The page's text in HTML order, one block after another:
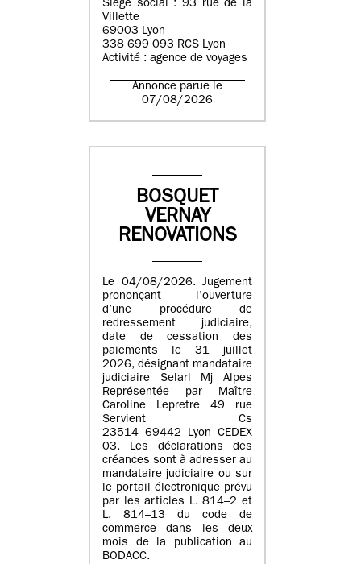
Siège social : 93 rue de la
Villette
69003 Lyon
338 699 093 RCS Lyon
Activité : agence de voyages
Annonce parue le
07/08/2026
BOSQUET
VERNAY
RENOVATIONS
Le 04/08/2026. Jugement
prononçant l’ouverture
d’une procédure de
redressement judiciaire,
date de cessation des
paiements le 31 juillet
2026, désignant mandataire
judiciaire Selarl Mj Alpes
Représentée par Maître
Caroline Lepretre 49 rue
Servient Cs
23514 69442 Lyon CEDEX
03. Les déclarations des
créances sont à adresser au
mandataire judiciaire ou sur
le portail électronique prévu
par les articles L. 814–2 et
L. 814–13 du code de
commerce dans les deux
mois de la publication au
BODACC.